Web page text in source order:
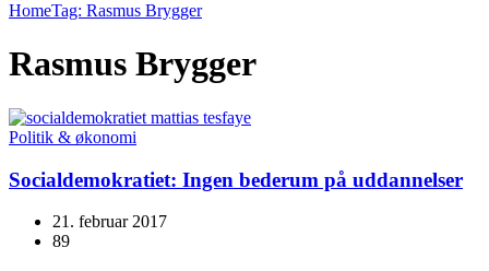
HomeTag: Rasmus Brygger
Rasmus Brygger
Politik & økonomi
Socialdemokratiet: Ingen bederum på uddannelser
21. februar 2017
89